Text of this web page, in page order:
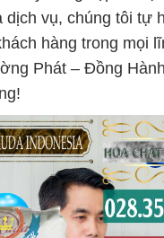
vụ, chúng tôi tự
hàng trong mọi
Phát – Đồng